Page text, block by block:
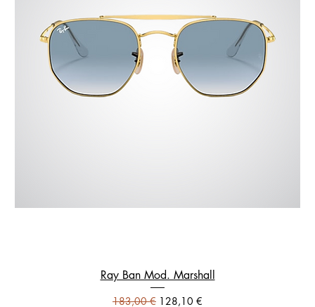
Ray Ban Mod. Marshall
Prezzo regolare
183,00 € Prezzo scontato
128,10 €